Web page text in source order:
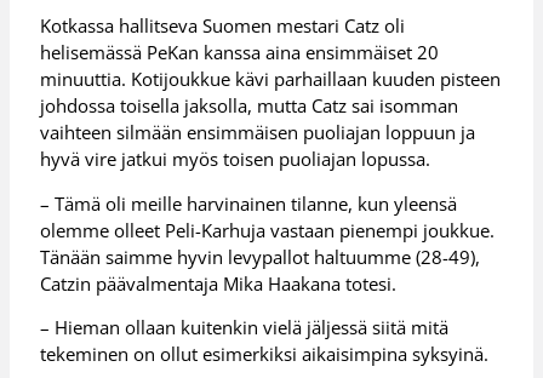
Kotkassa hallitseva Suomen mestari Catz oli
helisemässä PeKan kanssa aina ensimmäiset 20
minuuttia. Kotijoukkue kävi parhaillaan kuuden pisteen
johdossa toisella jaksolla, mutta Catz sai isomman
vaihteen silmään ensimmäisen puoliajan loppuun ja
hyvä vire jatkui myös toisen puoliajan lopussa.
– Tämä oli meille harvinainen tilanne, kun yleensä
olemme olleet Peli-Karhuja vastaan pienempi joukkue.
Tänään saimme hyvin levypallot haltuumme (28-49),
Catzin päävalmentaja Mika Haakana totesi.
– Hieman ollaan kuitenkin vielä jäljessä siitä mitä
tekeminen on ollut esimerkiksi aikaisimpina syksyinä.